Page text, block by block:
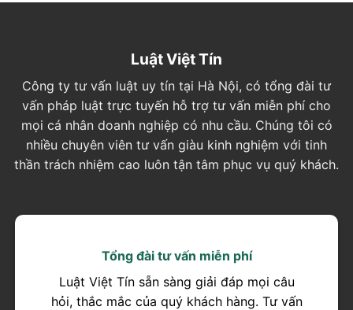
Luật Việt Tín
Công ty tư vấn luật uy tín tại Hà Nội, có tổng đài tư
vấn pháp luật trực tuyến hỗ trợ tư vấn miễn phí cho
mọi cá nhân doanh nghiệp có nhu cầu. Chúng tôi có
nhiều chuyên viên tư vấn giàu kinh nghiệm với tinh
thần trách nhiệm cao luôn tận tâm phục vụ quý khách.
Tổng đài tư vấn miễn phí
Luật Việt Tín sẵn sàng giải đáp mọi câu
hỏi, thắc mắc của quý khách hàng. Tư vấn